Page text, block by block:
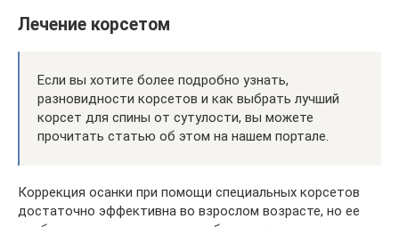
Лечение корсетом
Если вы хотите более подробно узнать,
разновидности корсетов и как выбрать лучший
корсет для спины от сутулости, вы можете
прочитать статью об этом на нашем портале.
Коррекция осанки при помощи специальных корсетов
достаточно эффективна во взрослом возрасте, но ее